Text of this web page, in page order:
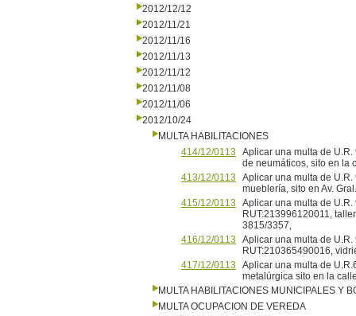
2012/12/12
2012/11/21
2012/11/16
2012/11/13
2012/11/12
2012/11/08
2012/11/06
2012/10/24
MULTA HABILITACIONES
414/12/0113
Aplicar una multa de
de neumáticos, sito en la
413/12/0113
Aplicar una multa de
mueblería, sito en Av.
415/12/0113
Aplicar una multa de
RUT:213996120011,
3815/3357,
416/12/0113
Aplicar una multa de
RUT:210365490016,
417/12/0113
Aplicar una multa de
metalúrgica sito en la
MULTA HABILITACIONES MUNICIPALES Y
MULTA OCUPACION DE VEREDA